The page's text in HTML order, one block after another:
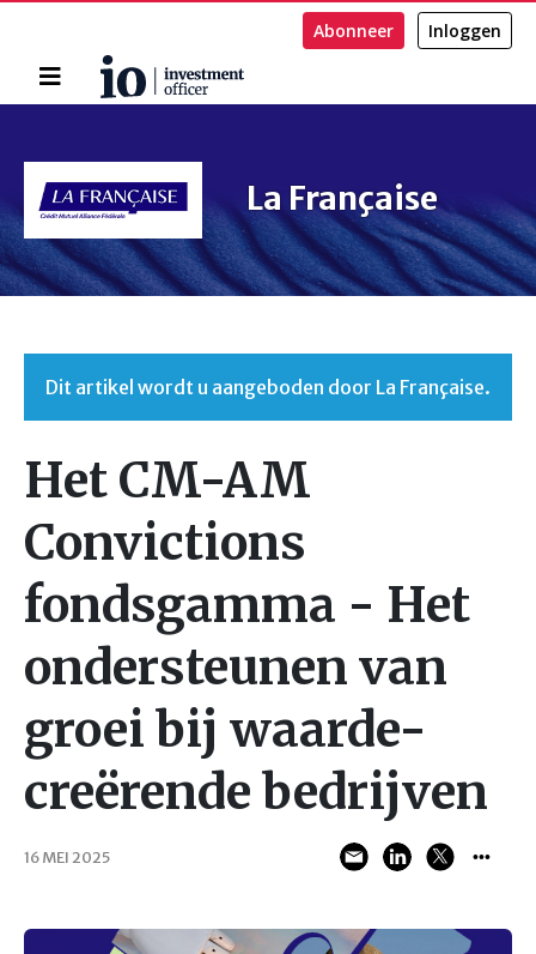
Home
Abonneer Inloggen
La Française
Dit artikel wordt u aangeboden door La Française.
Het CM-AM
Convictions
fondsgamma - Het
ondersteunen van
groei bij waarde-
creërende bedrijven
16 MEI 2025